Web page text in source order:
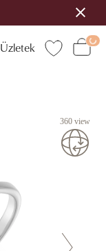
Üzletek
360 view